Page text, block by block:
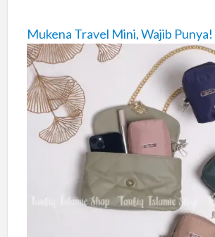
Mukena Travel Mini, Wajib Punya!